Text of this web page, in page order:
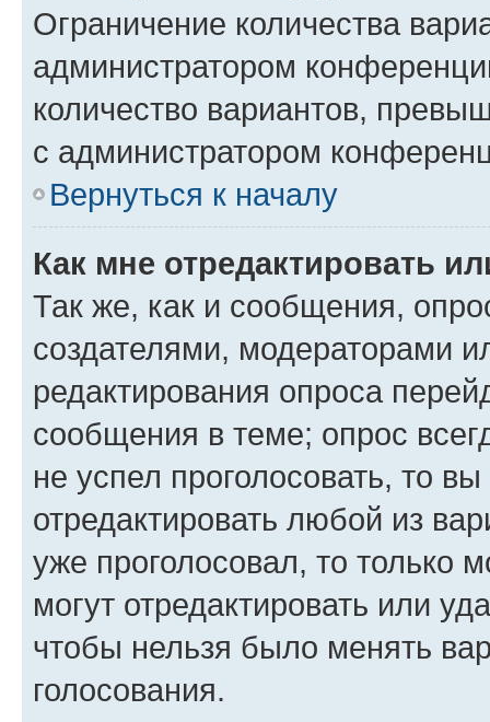
Ограничение количества
администратором
количество вариантов,
с администратором
Вернуться к началу
Как мне отредактировать
Так же, как и сообщения,
создателями, модераторами
редактирования опроса
сообщения в теме; опрос
не успел проголосовать, то
отредактировать любой из
уже проголосовал, то только
могут отредактировать или
чтобы нельзя было менять
голосования.